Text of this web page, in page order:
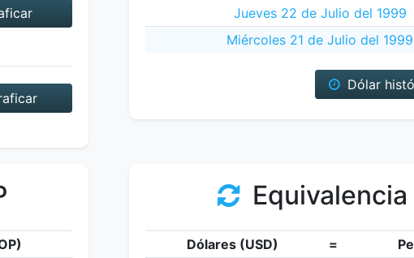
Jueves 22 de Julio del 1999
Miércoles 21 de Julio del 1999
Dólar
Equivalencia
Dólares (USD) =